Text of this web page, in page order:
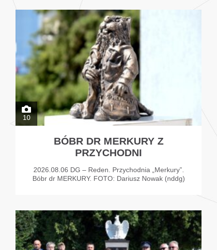
10
BÓBR DR MERKURY Z
PRZYCHODNI
2026.08.06 DG – Reden. Przychodnia „Merkury”.
Bóbr dr MERKURY. FOTO: Dariusz Nowak (nddg)